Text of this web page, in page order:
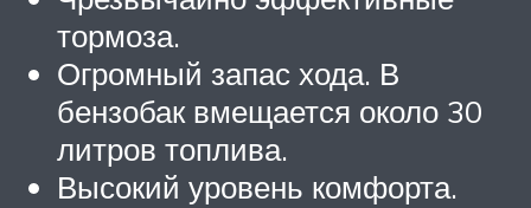
тормоза.
Огромный запас хода. В
бензобак вмещается около 30
литров топлива.
Высокий уровень комфорта.